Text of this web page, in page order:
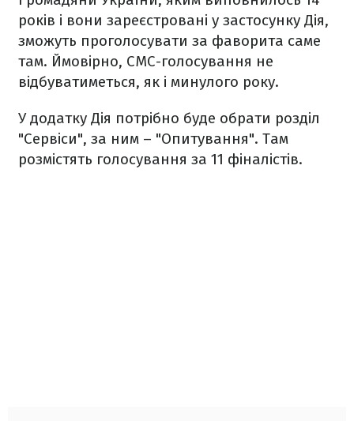
років і вони зареєстровані у застосунку Дія,
зможуть проголосувати за фаворита саме
там. Ймовірно, СМС-голосування не
відбуватиметься, як і минулого року.
У додатку Дія потрібно буде обрати розділ
"Сервіси", за ним – "Опитування". Там
розмістять голосування за 11 фіналістів.